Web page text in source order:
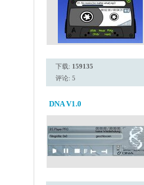
下载: 159135
评论: 5
DNA V1.0